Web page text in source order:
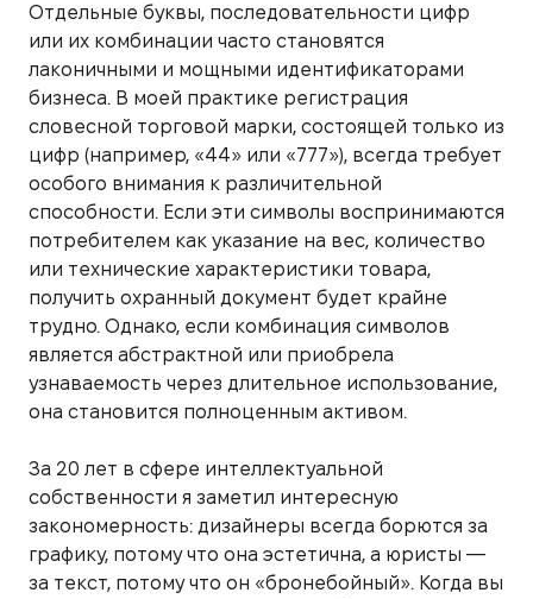
Отдельные буквы, последовательности цифр
или их комбинации часто становятся
лаконичными и мощными идентификаторами
бизнеса. В моей практике регистрация
словесной торговой марки, состоящей только из
цифр (например, «44» или «777»), всегда требует
особого внимания к различительной
способности. Если эти символы воспринимаются
потребителем как указание на вес, количество
или технические характеристики товара,
получить охранный документ будет крайне
трудно. Однако, если комбинация символов
является абстрактной или приобрела
узнаваемость через длительное использование,
она становится полноценным активом.
За 20 лет в сфере интеллектуальной
собственности я заметил интересную
закономерность: дизайнеры всегда борются за
графику, потому что она эстетична, а юристы —
за текст, потому что он «бронебойный». Когда вы